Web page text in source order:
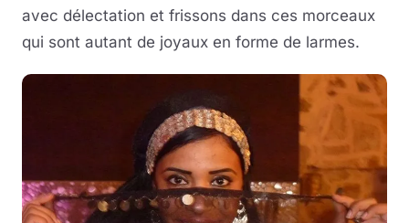
avec délectation et frissons dans ces morceaux
qui sont autant de joyaux en forme de larmes.